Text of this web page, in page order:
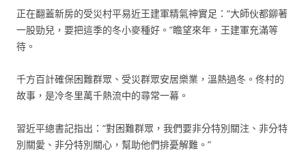
正在翻蓋新房的受災村平易近王建軍精氣神實足：“大師伙都鉚著
一股勁兒，要把這季的冬小麥種好。”瞻望來年，王建軍充滿等
待。
千方百計確保困難群眾、受災群眾安居樂業，溫熱過冬。佟村的
故事，是冷冬里萬千熱流中的尋常一幕。
習近平總書記指出：“對困難群眾，我們要非分特別關注、非分特
別關愛、非分特別關心，幫助他們排憂解難。”